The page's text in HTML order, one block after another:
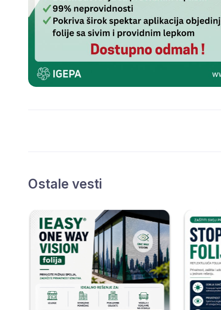
Ostale vesti